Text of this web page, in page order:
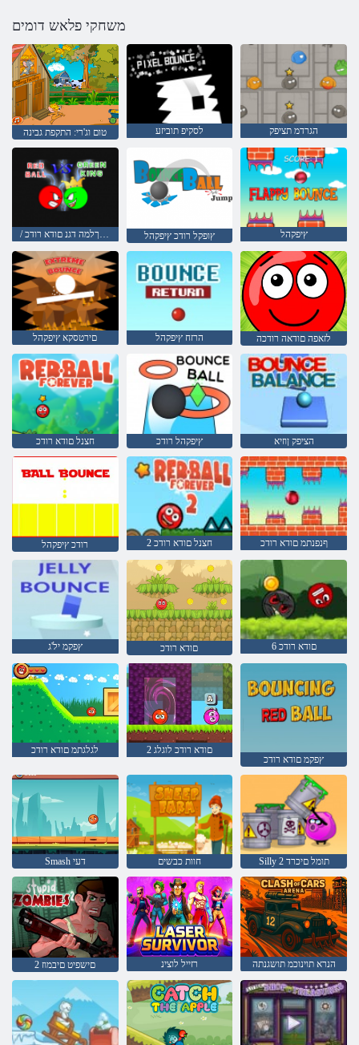
משחקי פלאש דומים
טום וג'רי: התקפת גבינה לסקיפ תוביזע הגרדמ תציפק
/ קוריה ךלמה דגנ םודא רודכ ץופקל רודכ ץיפקהל ץיפקהל
םירטסקא ץיפקהל הרזח ץיפקהל לזאפה םודאה רודכה
חצנל םודא רודכ ץיפקהל רודכ הציפק ןוזיא
רודכ ץיפקהל 2 חצנל םודא רודכ ףנפנתמ םודא רודכ
ץפקמ יל'ג םודא רודכ 6 םודא רודכ
לגלגתמ םודא רודכ
2 םודא רודכ לוגלג
ץפקמ םודא רודכ
Smash דעי חוות כבשים Silly 2 תומל םיכרד
2 םישפיט םיבמוז רזייל לוצינ הנרא תוינוכמ תושגנתה